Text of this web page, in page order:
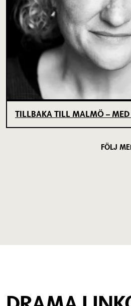
TILLBAKA TILL MALMÖ – MED
FÖLJ